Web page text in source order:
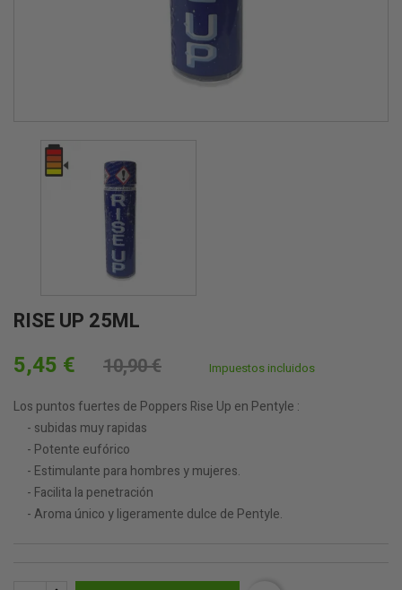
RISE UP 25ML
5,45 € 10,90 € Impuestos incluidos
Los puntos fuertes de Poppers Rise Up en Pentyle :
- subidas muy rapidas
- Potente eufórico
- Estimulante para hombres y mujeres.
- Facilita la penetración
- Aroma único y ligeramente dulce de Pentyle.